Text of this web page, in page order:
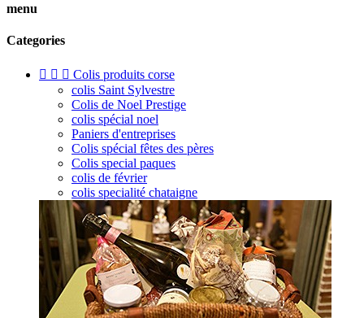
menu
Categories
   Colis produits corse
colis Saint Sylvestre
Colis de Noel Prestige
colis spécial noel
Paniers d'entreprises
Colis spécial fêtes des pères
Colis special paques
colis de février
colis specialité chataigne